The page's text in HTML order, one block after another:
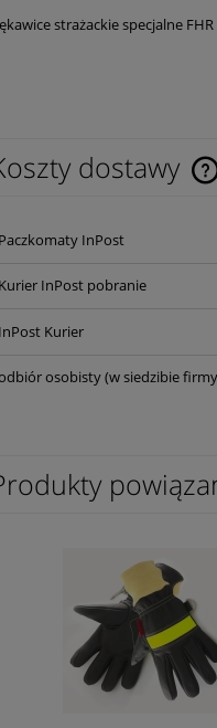
strażackie specjalne
dostawy
Paczkomaty InPost
Kurier InPost pobranie
InPost Kurier
osobisty(w siedzibie